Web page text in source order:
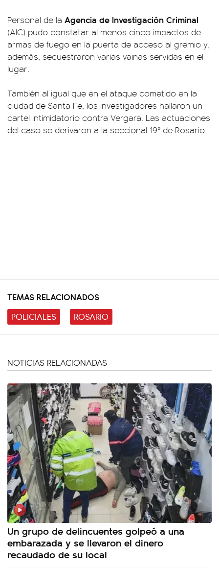
Personal de la Agencia de Investigación Criminal
(AIC) pudo constatar al menos cinco impactos de
armas de fuego en la puerta de acceso al gremio y,
además, secuestraron varias vainas servidas en el
lugar.
También al igual que en el ataque cometido en la
ciudad de Santa Fe, los investigadores hallaron un
cartel intimidatorio contra Vergara. Las actuaciones
del caso se derivaron a la seccional 19° de Rosario.
TEMAS RELACIONADOS
POLICIALES
ROSARIO
NOTICIAS RELACIONADAS
Un grupo de delincuentes golpeó a una
embarazada y se llevaron el dinero
recaudado de su local